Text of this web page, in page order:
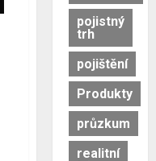
pojistný
trh
pojištění
Produkty
průzkum
realitní